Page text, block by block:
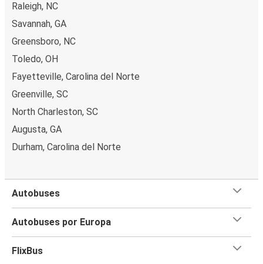
Raleigh, NC
Savannah, GA
Greensboro, NC
Toledo, OH
Fayetteville, Carolina del Norte
Greenville, SC
North Charleston, SC
Augusta, GA
Durham, Carolina del Norte
Autobuses
Autobuses por Europa
FlixBus